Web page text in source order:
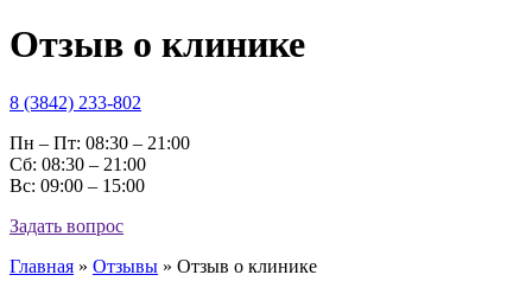
Отзыв о клинике
8 (3842) 233-802
Пн – Пт: 08:30 – 21:00
Cб: 08:30 – 21:00
Вс: 09:00 – 15:00
Задать вопрос
Главная » Отзывы » Отзыв о клинике